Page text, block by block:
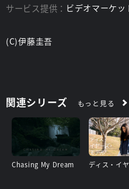
サービス提供： ビデオマーケッ
(C)伊藤圭吾
関連シリーズ もっと見る
Chasing My Dream